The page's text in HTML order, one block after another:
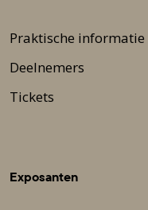
Praktische informatie
Deelnemers
Tickets
Exposanten